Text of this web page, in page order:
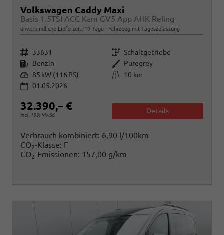
Volkswagen Caddy Maxi
Basis 1.5TSI ACC Kam GV5 App AHK Reling
unverbindliche Lieferzeit: 19 Tage Fahrzeug mit Tageszulassung
Fahrzeugnr. 33631 Getriebe Schaltgetriebe
Kraftstoff Benzin Außenfarbe Puregrey
Leistung 85 kW (116 PS) Kilometerstand
10 km
01.05.2026
32.390,– €
incl. 19% MwSt.
Details
Verbrauch kombiniert: 6,90 l/100km
CO2-Klasse: F
CO2-Emissionen: 157,00 g/km